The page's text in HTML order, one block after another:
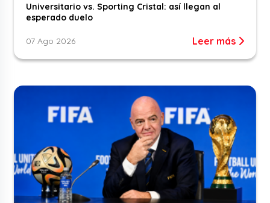
Universitario vs. Sporting Cristal: así llegan al
esperado duelo
07 Ago 2026 Leer más